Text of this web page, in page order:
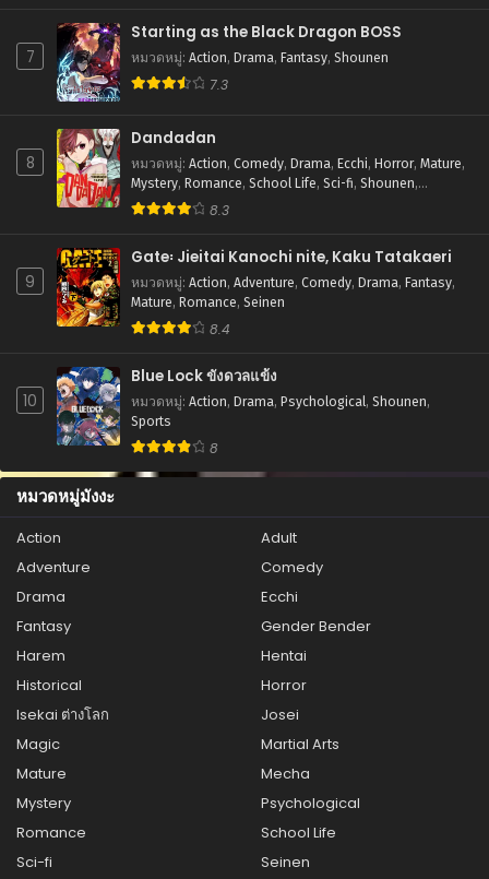
ตอนที่ 46
กันยายน 13, 2025
ตอนที่ 45
ตอนที่ 44
กันยายน 13, 2025
กันยายน 13, 2025
ตอนที่ 42
กันยายน 13, 2025
ตอนที่ 41
กันยายน 13, 2025
ตอนที่ 40
กันยายน 13, 2025
ตอนที่ 39
ตอนที่ 38
ตอนที่ 37
กันยายน 13, 2025
กันยายน 13, 2025
ตอนที่ 35
ตอนที่ 34
กันยายน 13, 2025
7
Starting as the Black Dragon BOSS
หมวดหมู่: Action, Drama, Fantasy, Shounen
7.3
8
Dandadan
หมวดหมู่: Action, Comedy, Drama, Ecchi, Horror, Mature,
Mystery, Romance, School Life, Sci-fi, Shounen,
Supernatural 8.3
9
Gate꞉ Jieitai Kanochi nite, Kaku Tatakaeri
หมวดหมู่: Action, Adventure, Comedy, Drama, Fantasy,
Mature, Romance, Seinen
8.4
10
Blue Lock ขังดวลแข้ง
หมวดหมู่: Action, Drama, Psychological, Shounen,
Sports
8
หมวดหมู่มังงะ
Action
Adult
Adventure
Comedy
Drama
Ecchi
Fantasy
Gender Bender
Harem
Hentai
Historical
Horror
Isekai ต่างโลก
Josei
Magic
Martial Arts
Mature
Mecha
Mystery
Psychological
Romance
School Life
Sci-fi
Seinen